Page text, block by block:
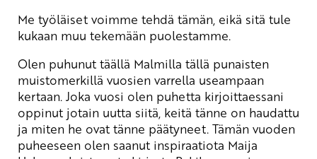
Me työläiset voimme tehdä tämän, eikä sitä tule
kukaan muu tekemään puolestamme.
Olen puhunut täällä Malmilla tällä punaisten
muistomerkillä vuosien varrella useampaan
kertaan. Joka vuosi olen puhetta kirjoittaessani
oppinut jotain uutta siitä, keitä tänne on haudattu
ja miten he ovat tänne päätyneet. Tämän vuoden
puheeseen olen saanut inspiraatiota Maija